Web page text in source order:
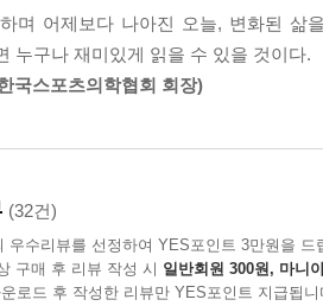
시리즈의 두 번째 책 『오늘도 달리
생을 말할 수 없는, ‘달리기’에 진심인
줄 아는 러너로 성장할 수 있었던 것
통해 불가능한 꿈이 이루어지는 순간
보내고 있다.”
서
며 어제보다 나아진 오늘, 변화된 삶
누구나 재미있게 읽을 수 있을 것이다.
국스포츠의학협회 회장)
(32건)
우수리뷰를 선정하여 YES포인트 3만원을 드
구매 후 리뷰 작성 시 일반회원 300원, 마니
로드 후 작성한 리뷰만 YES포인트 지급됩니